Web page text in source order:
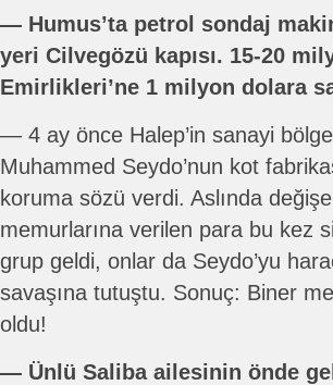
― Humus’ta petrol sondaj
yeri Cilvegözü kapısı. 15-20
Emirlikleri’ne 1 milyon dolara
― 4 ay önce Halep’in sanayi
Muhammed Seydo’nun kot
koruma sözü verdi. Aslında
memurlarına verilen para bu kez
grup geldi, onlar da Seydo’yu
savaşına tutuştu. Sonuç: Biner
oldu!
― Ünlü Saliba ailesinin önde